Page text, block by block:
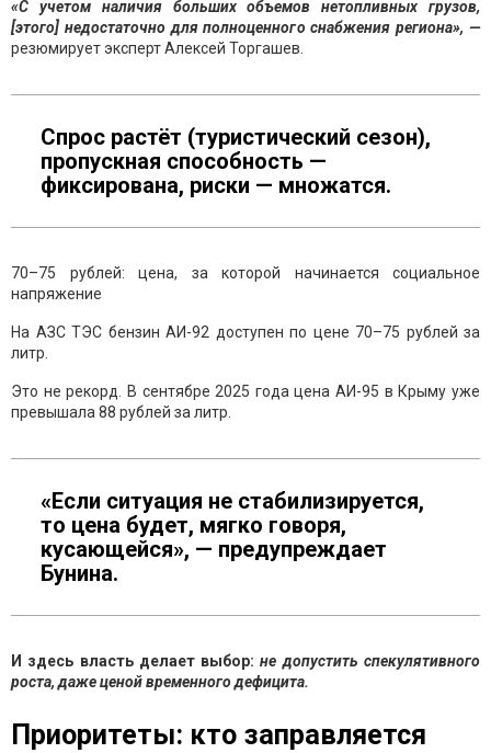
«С учетом наличия больших объемов нетопливных грузов,
[этого] недостаточно для полноценного снабжения региона», —
резюмирует эксперт Алексей Торгашев.
Спрос растёт (туристический сезон),
пропускная способность —
фиксирована, риски — множатся.
70–75 рублей: цена, за которой начинается социальное
напряжение
На АЗС ТЭС бензин АИ-92 доступен по цене 70–75 рублей за
литр.
Это не рекорд. В сентябре 2025 года цена АИ-95 в Крыму уже
превышала 88 рублей за литр.
«Если ситуация не стабилизируется,
то цена будет, мягко говоря,
кусающейся», — предупреждает
Бунина.
И здесь власть делает выбор: не допустить спекулятивного
роста, даже ценой временного дефицита.
Приоритеты: кто заправляется